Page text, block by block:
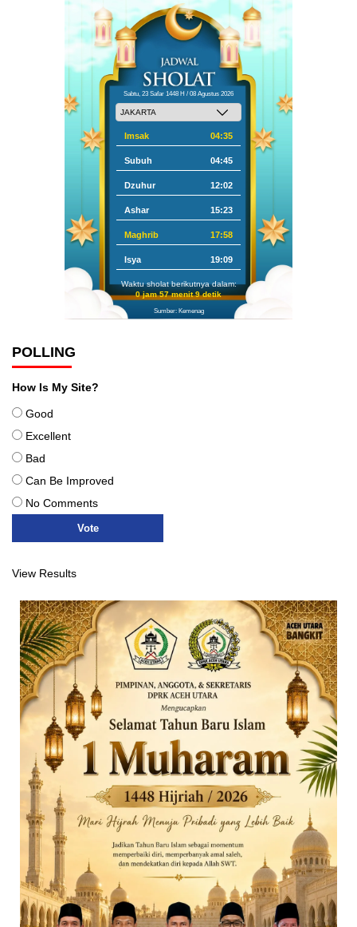
Sabtu, 23 Safar 1448 H / 08 Agustus 2026
Imsak 04:35
Subuh 04:45
Dzuhur 12:02
Ashar 15:23
Maghrib 17:58
Isya 19:09
Waktu sholat berikutnya dalam:
0 jam 57 menit 8 detik
Sumber: Kemenag
POLLING
How Is My Site?
Good
Excellent
Bad
Can Be Improved
No Comments
View Results